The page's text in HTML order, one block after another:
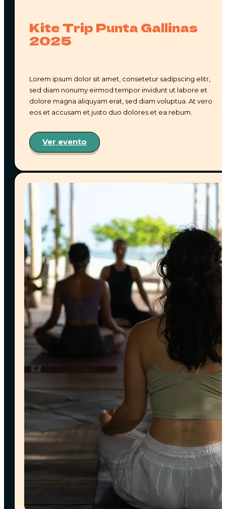
Kite Trip Punta Gallinas
2025
Lorem ipsum dolor sit amet, consetetur sadipscing elitr,
sed diam nonumy eirmod tempor invidunt ut labore et
dolore magna aliquyam erat, sed diam voluptua. At vero
eos et accusam et justo duo dolores et ea rebum.
Ver evento
El aeropuerto más cercano es elAlmirante Padilla
ubicado en Riohacha, La Guajira. Desde allí estamos
a solo30 km(aproximadamente 35 minutos
Puedes guiarte fácilmente usando
la ubicación«Anua»
Si deseas llegar entaxi, buseta o van, con gusto te
compartimos los contactos de confianza para que
puedascoordinar directamente con ellos tu
reserva.
¿CÓMO PUEDO RESEVAR?
Puedes hacerlo fácilmente a través de nuestro
motor de reservas
o por nuestrocanal de
WhatsApp— como prefieras. 💬✨
Paraconfirmar tu reserva , es necesario realizar el
100% del pago anticipado
Contamos con los siguientes métodos de pago:
• Transferencia Bancolombia
• Link de pago Bold (
+4% comisión bancaria
• Código QR para transferencias desde otros bancos
¿QUÉ PASA SI NO PUEDO ASISTIR A